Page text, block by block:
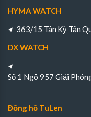
HYMA WATCH
363/15 Tân Kỳ Tân
DX WATCH
Số 1 Ngõ 957 Giải
Đồng hồ TuLen